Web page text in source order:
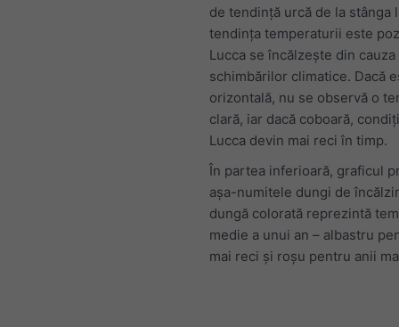
de tendință urcă de la stânga
tendința temperaturii este
Lucca se încălzește din cauza
schimbărilor climatice. Dacă
orizontală, nu se observă o
clară, iar dacă coboară,
Lucca devin mai reci în timp.
În partea inferioară, graficul
așa-numitele dungi de
dungă colorată reprezintă
medie a unui an – albastru
mai reci și roșu pentru anii